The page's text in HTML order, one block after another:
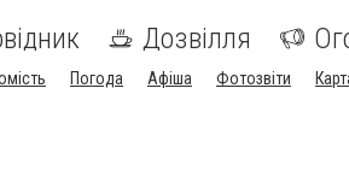
Дозвілля
Погода Афіша Фотозвіти